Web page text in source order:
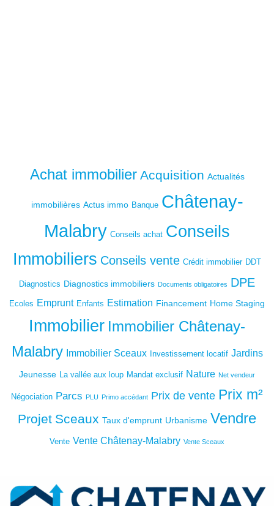
Achat immobilier Acquisition Actualités
immobilières Actus immo Banque Châtenay-
Malabry Conseils achat Conseils
Immobiliers Conseils vente Crédit immobilier DDT
Diagnostics Diagnostics immobiliers Documents obligatoires DPE
Ecoles Emprunt Enfants Estimation Financement Home Staging
Immobilier Immobilier Châtenay-
Malabry
Immobilier Sceaux Investissement locatif Jardins
Jeunesse La vallée aux loup Mandat exclusif Nature Net vendeur
Négociation Parcs PLU Primo accédant Prix de vente Prix m²
Projet Sceaux Taux d'emprunt Urbanisme Vendre
Vente Vente Châtenay-Malabry Vente Sceaux